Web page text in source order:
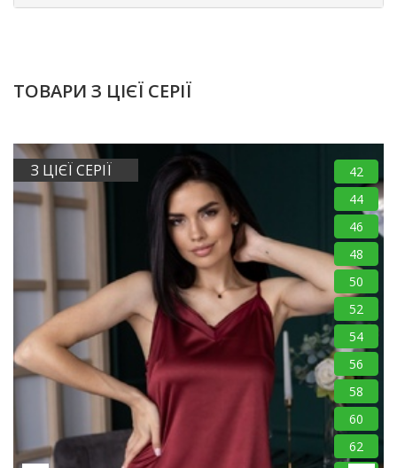
ТОВАРИ З ЦІЄЇ СЕРІЇ
З ЦІЄЇ СЕРІЇ
42
44
46
48
50
52
54
56
58
60
62